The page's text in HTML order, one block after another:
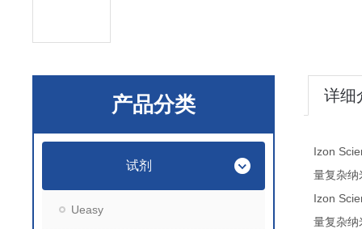
产品分类
试剂
Ueasy
详细
Izon
量复杂纳
Izon
量复杂纳